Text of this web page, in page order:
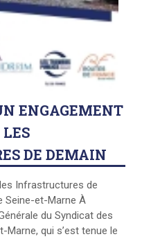
ENGAGEMENT
DE DEMAIN
Infrastructures de
Seine-et-Marne À
du Syndicat des
Marne, qui s’est tenue le